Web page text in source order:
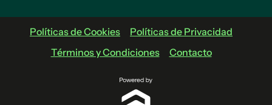
Políticas de Cookies
Políticas de Privacidad
Términos y Condiciones
Contacto